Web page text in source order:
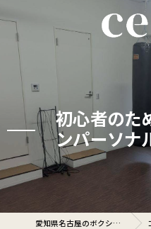
初心者のた
ンパーソナ
愛知県名古屋のボクシングジムならcerto